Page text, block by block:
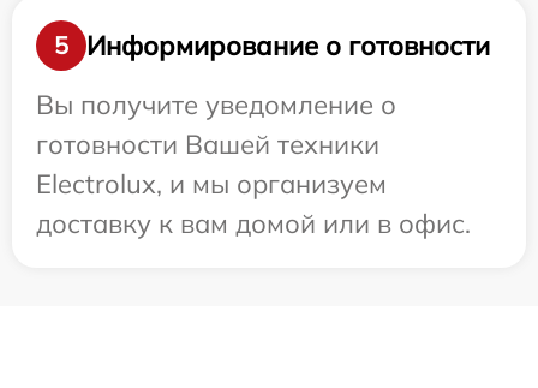
5
Информирование о готовности
Вы получите уведомление о
готовности Вашей техники
Electrolux, и мы организуем
доставку к вам домой или в офис.